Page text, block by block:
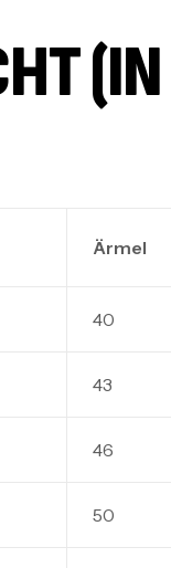
(IN C
Ärmel
40
43
46
50